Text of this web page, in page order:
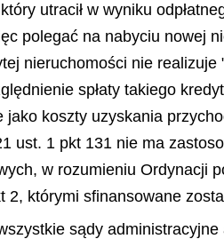
utracił w wyniku
polegać na nabyciu nowej
nieruchomości nie
spłaty takiego
koszty uzyskania
ust. 1 pkt 131 nie ma
w rozumieniu
którymi sfinansowane
sądy